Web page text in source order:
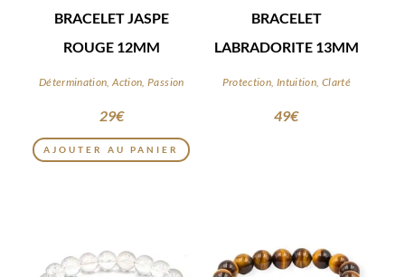
BRACELET JASPE
ROUGE 12MM
Détermination, Action, Passion
29€
AJOUTER AU PANIER
BRACELET
LABRADORITE 13MM
Protection, Intuition, Clarté
49€